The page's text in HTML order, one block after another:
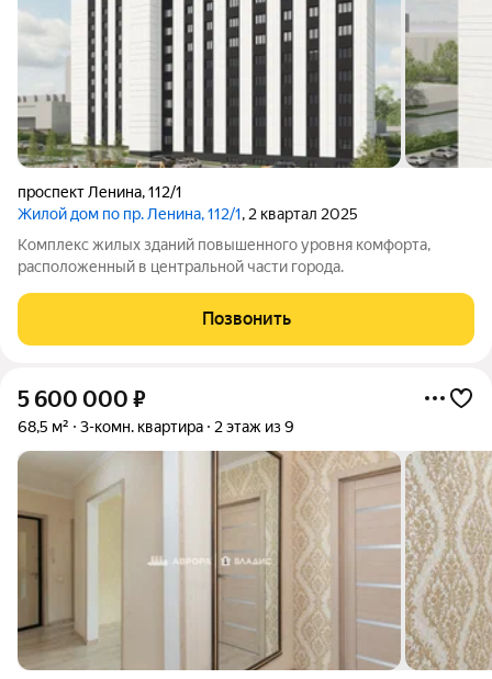
проспект Ленина,112/1
Жилой дом по пр. Ленина, 112/1, 2 квартал 2025
Комплекс жилых зданий повышенного уровня комфорта,
расположенный в центральной части города.
Позвонить
5 600 000 ₽
68,5 м² 3-комн. квартира 2 этаж из 9